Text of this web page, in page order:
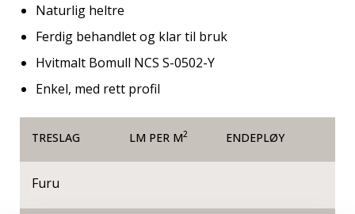
Naturlig heltre
Ferdig behandlet og klar til bruk
Hvitmalt Bomull NCS S-0502-Y
Enkel, med rett profil
TRESLAG LM PER M2 ENDEPLØY
Furu